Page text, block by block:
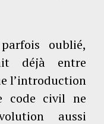
oublié,
déjà entre
l’introduction
code civil ne
aussi